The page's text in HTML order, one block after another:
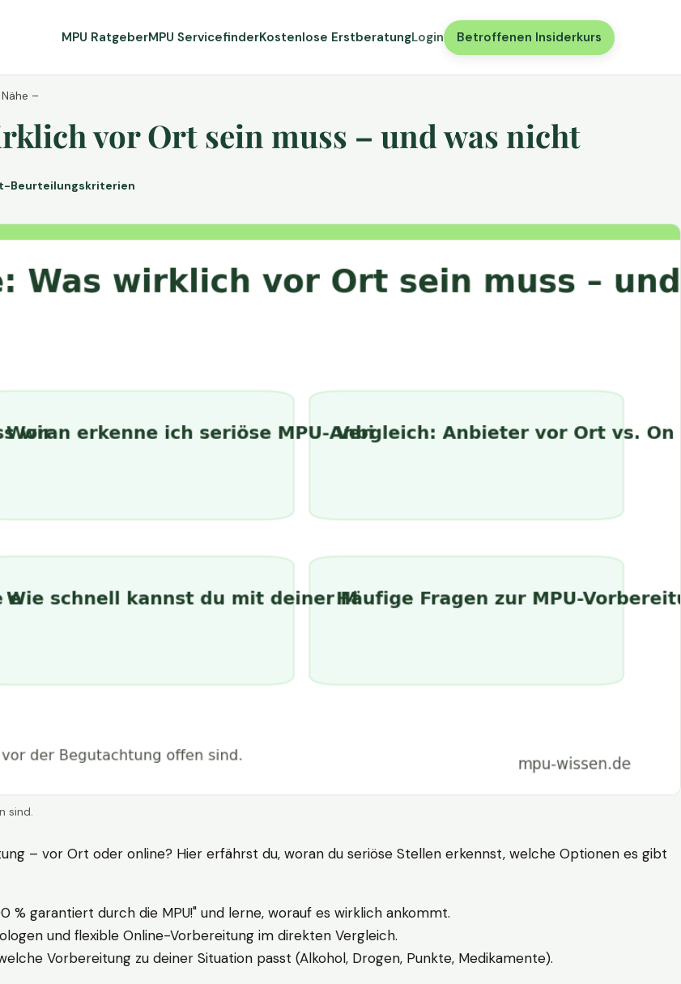
MPU RatgeberMPU ServicefinderKostenlose ErstberatungLogin Betroffenen Insiderkurs
–
vor Ort sein muss – und was nicht
Beurteilungskriterien
sind.
– vor Ort oder online? Hier erfährst du, woran du seriöse Stellen erkennst, welche Optionen es gibt
% garantiert durch die MPU!" und lerne, worauf es wirklich ankommt.
und flexible Online-Vorbereitung im direkten Vergleich.
Vorbereitung zu deiner Situation passt (Alkohol, Drogen, Punkte, Medikamente).